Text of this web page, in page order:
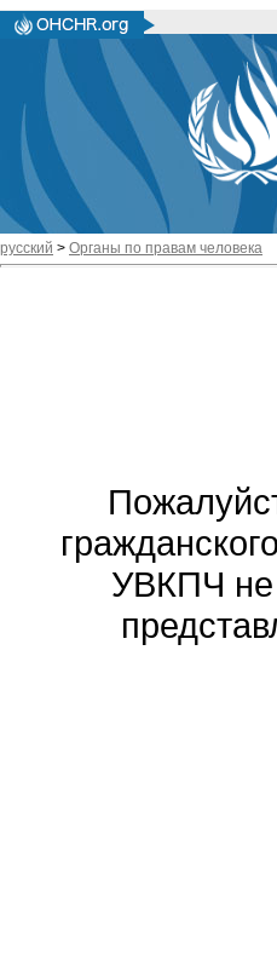
русский > Органы по правам человека
УВКПЧ не